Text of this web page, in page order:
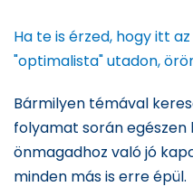
Ha te is érzed, hogy itt
"optimalista" utadon,
Bármilyen témával
folyamat során egészen
önmagadhoz való jó
minden más is erre épül.